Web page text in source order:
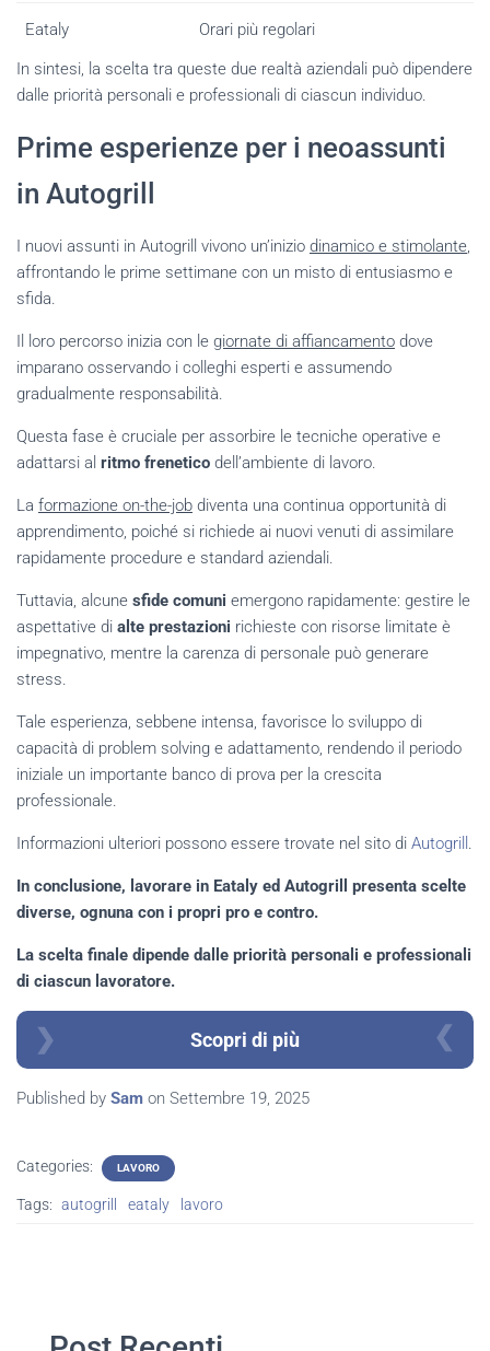
Eataly
Orari più regolari
In sintesi, la scelta tra queste due realtà aziendali può dipendere
dalle priorità personali e professionali di ciascun individuo.
Prime esperienze per i neoassunti
in Autogrill
I nuovi assunti in Autogrill vivono un’inizio dinamico e stimolante,
affrontando le prime settimane con un misto di entusiasmo e
sfida.
Il loro percorso inizia con le giornate di affiancamento dove
imparano osservando i colleghi esperti e assumendo
gradualmente responsabilità.
Questa fase è cruciale per assorbire le tecniche operative e
adattarsi al ritmo frenetico dell’ambiente di lavoro.
La formazione on-the-job diventa una continua opportunità di
apprendimento, poiché si richiede ai nuovi venuti di assimilare
rapidamente procedure e standard aziendali.
Tuttavia, alcune sfide comuni emergono rapidamente: gestire le
aspettative di alte prestazioni richieste con risorse limitate è
impegnativo, mentre la carenza di personale può generare
stress.
Tale esperienza, sebbene intensa, favorisce lo sviluppo di
capacità di problem solving e adattamento, rendendo il periodo
iniziale un importante banco di prova per la crescita
professionale.
Informazioni ulteriori possono essere trovate nel sito di Autogrill .
In conclusione, lavorare in Eataly ed Autogrill presenta scelte
diverse, ognuna con i propri pro e contro.
La scelta finale dipende dalle priorità personali e professionali
di ciascun lavoratore.
Scopri di più
Published by Sam on Settembre 19, 2025
Categories: LAVORO
Tags: autogrill eataly lavoro